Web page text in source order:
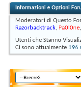
Informazioni e Opzioni
Moderatori di Questo
Razorbacktrack, Pa0l0ne,
Utenti che Stanno
Ci sono attualmente 196